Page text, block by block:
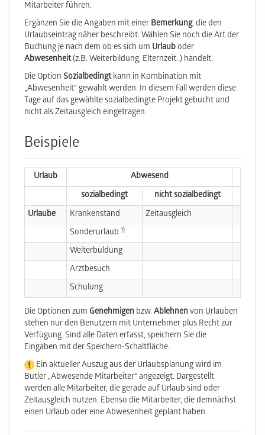
Mitarbeiter führen.
Ergänzen Sie die Angaben mit einer Bemerkung, die den
Urlaubseintrag näher beschreibt. Wählen Sie noch die Art der
Buchung je nach dem ob es sich um Urlauboder
Abwesenheit(z.B. Weiterbildung, Elternzeit..) handelt.
Die Option Sozialbedingtkann in Kombination mit
„Abwesenheit“ gewählt werden. In diesem Fall werden diese
Tage auf das gewählte sozialbedingte Projekt gebucht und
nicht als Zeitausgleich eingetragen.
Beispiele
Urlaub
Abwesend
sozialbedingt
nicht sozialbedingt
Urlaube
Krankenstand
Zeitausgleich
Sonderurlaub 1)
Weiterbuldung
Arztbesuch
Schulung
Die Optionen zum Genehmigen bzw.Ablehnenvon Urlauben
stehen nur den Benutzern mit Unternehmer plus Recht zur
Verfügung. Sind alle Daten erfasst, speichern Sie die
Eingaben mit der Speichern-Schaltfläche.
Ein aktueller Auszug aus der Urlaubsplanung wird im
Butler „Abwesende Mitarbeiter“ angezeigt. Dargestellt
werden alle Mitarbeiter, die gerade auf Urlaub sind oder
Zeitausgleich nutzen. Ebenso die Mitarbeiter, die demnächst
einen Urlaub oder eine Abwesenheit geplant haben.